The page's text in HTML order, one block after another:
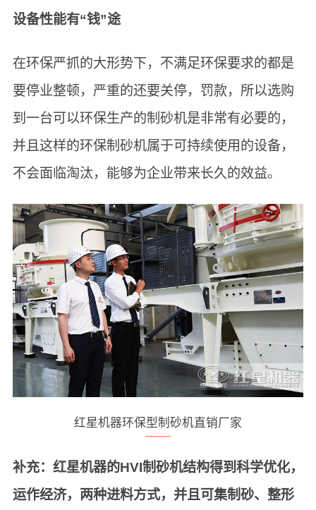
设备性能有“钱”途
在环保严抓的大形势下，不满足环保要求的都是
要停业整顿，严重的还要关停，罚款，所以选购
到一台可以环保生产的制砂机是非常有必要的，
并且这样的环保制砂机属于可持续使用的设备，
不会面临淘汰，能够为企业带来长久的效益。
红星机器环保型制砂机直销厂家
补充：红星机器的HVI制砂机结构得到科学优化，
运作经济，两种进料方式，并且可集制砂、整形